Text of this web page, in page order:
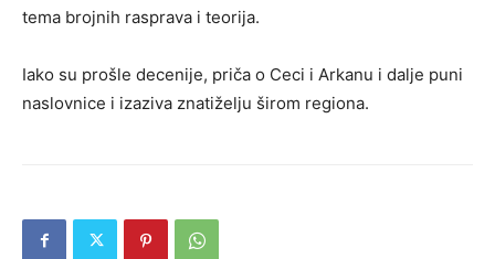
tema brojnih rasprava i teorija.
Iako su prošle decenije, priča o Ceci i Arkanu i dalje puni
naslovnice i izaziva znatiželju širom regiona.